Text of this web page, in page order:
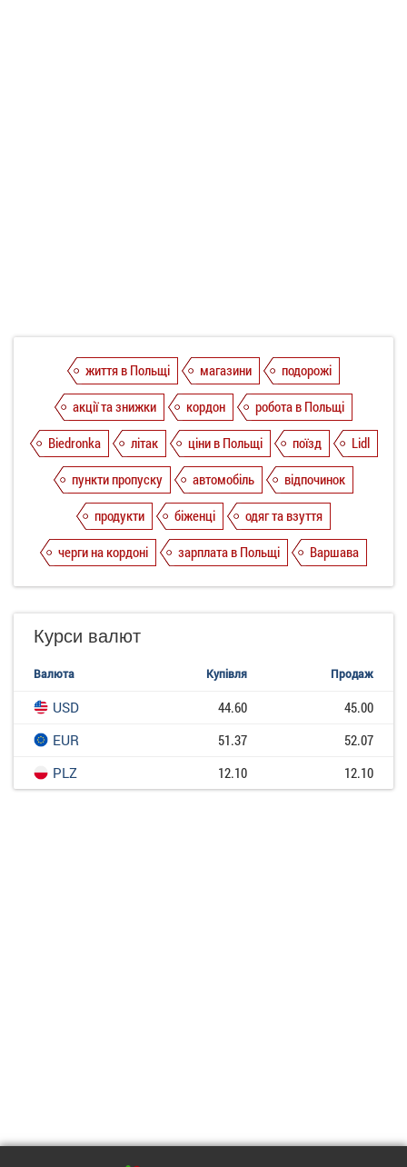
життя в Польщі магазини
подорожі
акції та знижки
кордон
робота в Польщі
Biedronka
літак ціни в Польщі поїзд
Lidl
пункти пропуску
автомобіль
відпочинок
продукти
біженці
одяг та взуття
черги на кордоні
зарплата в Польщі Варшава
Курси валют
Валюта Купівля Продаж
USD 44.60
45.00
EUR
51.37
52.07
PLZ
12.10 12.10